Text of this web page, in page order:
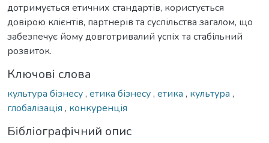
дотримується етичних стандартів, користується
довірою клієнтів, партнерів та суспільства загалом, що
забезпечує йому довготривалий успіх та стабільний
розвиток.
Ключові слова
культура бізнесу, етика бізнесу, етика , культура ,
глобалізація , конкуренція
Бібліографічний опис